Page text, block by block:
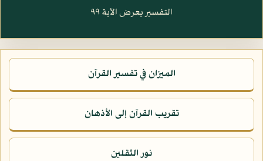
التفسير يعرض الآية ٩٩
الميزان في تفسير القرآن
تقريب القرآن إلى الأذهان
نور الثقلين